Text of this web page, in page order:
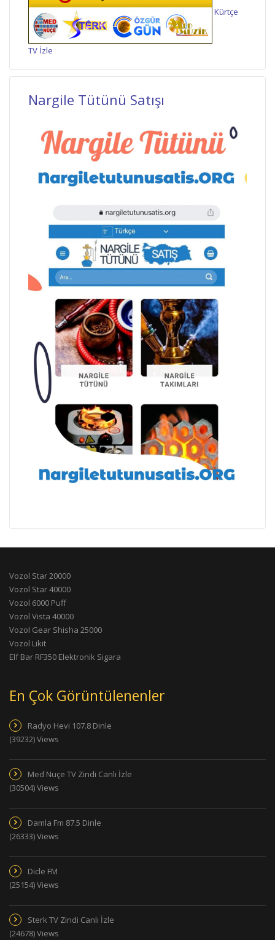
Kürtçe
TV İzle
Nargile Tütünü Satışı
Vozol Star 20000
Vozol Star 40000
Vozol 6000 Puff
Vozol Vista 40000
Vozol Gear Shisha 25000
Vozol Likit
Elf Bar RF350 Elektronik Sigara
En Çok Görüntülenenler
Radyo Hevi 107.8 Dinle
(39232) Views
Med Nuçe TV Zindi Canlı İzle
(30504) Views
Damla Fm 87.5 Dinle
(26333) Views
Dicle FM
(25154) Views
Sterk TV Zindi Canlı İzle
(24678) Views